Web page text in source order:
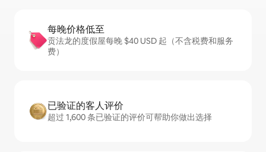
每晚价格低至
贡法龙的度假屋每晚 $40 USD 起（不含税费和服务
费）
已验证的客人评价
超过 1,600 条已验证的评价可帮助你做出选择